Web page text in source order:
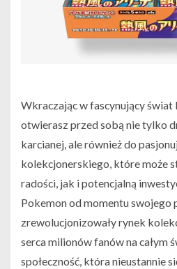
Wkraczając w fascynujący
otwierasz przed sobą nie tylko
karcianej, ale również do
kolekcjonerskiego, które może
radości, jak i potencjalną
Pokemon od momentu swojego
zrewolucjonizowały rynek
serca milionów fanów na całym
społeczność, która nieustannie